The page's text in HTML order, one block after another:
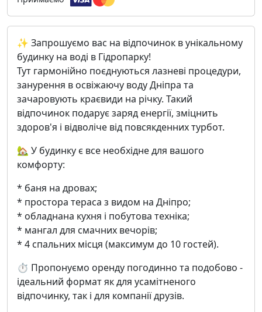
✨ Запрошуємо вас на відпочинок в унікальному
будинку на воді в Гідропарку!
Тут гармонійно поєднуються лазневі процедури,
занурення в освіжаючу воду Дніпра та
зачаровують краєвиди на річку. Такий
відпочинок подарує заряд енергії, зміцнить
здоров'я і відволіче від повсякденних турбот.
🏡 У будинку є все необхідне для вашого
комфорту:
* баня на дровах;
* простора тераса з видом на Дніпро;
* обладнана кухня і побутова техніка;
* мангал для смачних вечорів;
* 4 спальних місця (максимум до 10 гостей).
⏱ Пропонуємо оренду погодинно та подобово -
ідеальний формат як для усамітненого
відпочинку, так і для компанії друзів.